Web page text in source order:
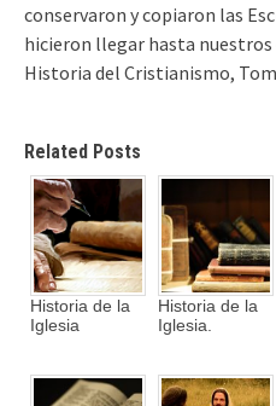
conservaron y copiaron las
hicieron llegar hasta nuestros
Historia del Cristianismo,
Related Posts
Historia de la
Iglesia
Historia de la
Iglesia.